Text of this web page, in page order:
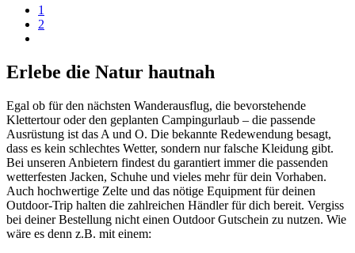
1
2
Erlebe die Natur hautnah
Egal ob für den nächsten Wanderausflug, die bevorstehende
Klettertour oder den geplanten Campingurlaub – die passende
Ausrüstung ist das A und O. Die bekannte Redewendung besagt,
dass es kein schlechtes Wetter, sondern nur falsche Kleidung gibt.
Bei unseren Anbietern findest du garantiert immer die passenden
wetterfesten Jacken, Schuhe und vieles mehr für dein Vorhaben.
Auch hochwertige Zelte und das nötige Equipment für deinen
Outdoor-Trip halten die zahlreichen Händler für dich bereit. Vergiss
bei deiner Bestellung nicht einen Outdoor Gutschein zu nutzen. Wie
wäre es denn z.B. mit einem: